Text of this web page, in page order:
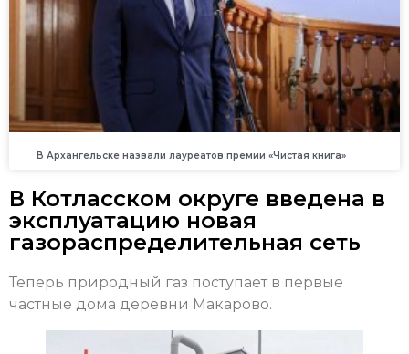
В Архангельске назвали лауреатов премии «Чистая книга»
В Котласском округе введена в
эксплуатацию новая
газораспределительная сеть
Теперь природный газ поступает в первые
частные дома деревни Макарово.